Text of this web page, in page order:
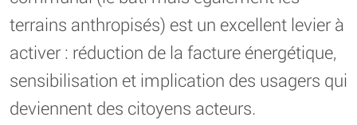
terrains anthropisés) est un excellent levier à
activer : réduction de la facture énergétique,
sensibilisation et implication des usagers qui
deviennent des citoyens acteurs.